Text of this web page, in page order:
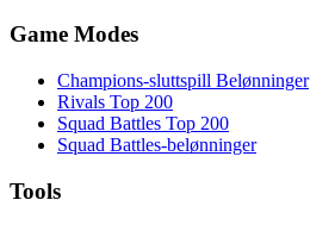
Game Modes
Champions-sluttspill Belønninger
Rivals Top 200
Squad Battles Top 200
Squad Battles-belønninger
Tools